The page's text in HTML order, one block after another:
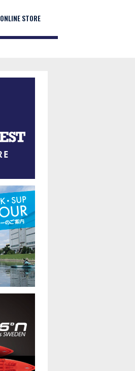
ONLINE STORE